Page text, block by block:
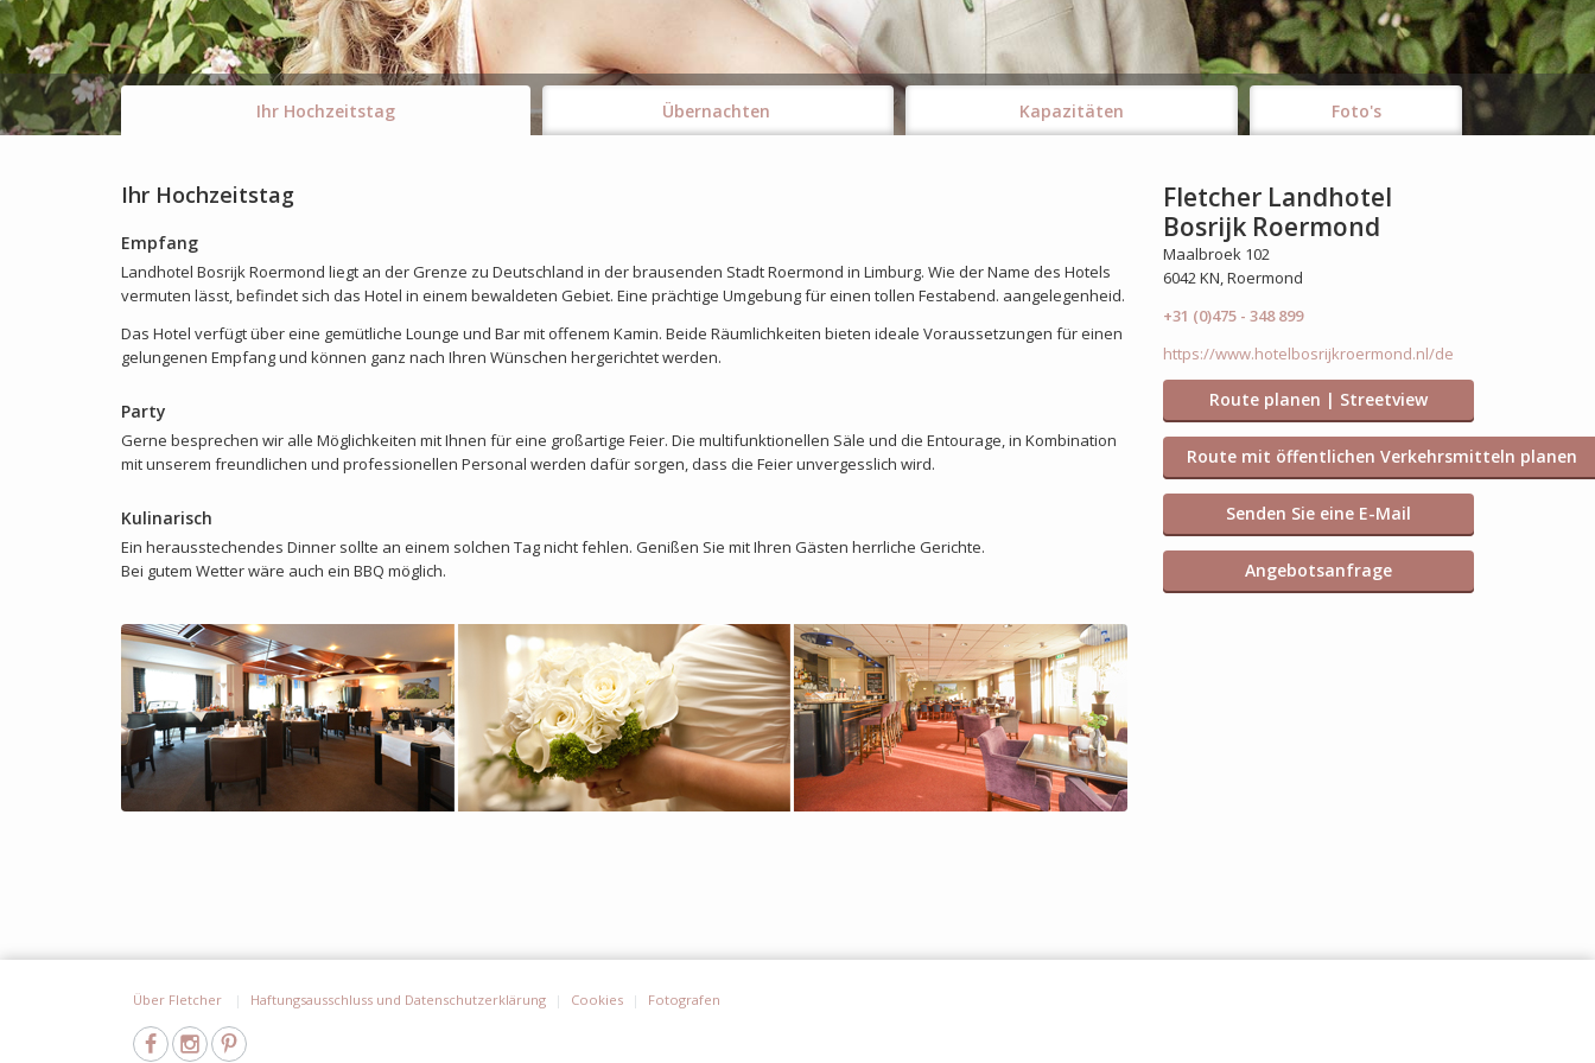
Ihr Hochzeitstag Übernachten Kapazitäten Foto's
Ihr Hochzeitstag
Empfang
Landhotel Bosrijk Roermond liegt an der Grenze zu Deutschland in der brausenden Stadt Roermond in Limburg. Wie der Name des Hotels
vermuten lässt, befindet sich das Hotel in einem bewaldeten Gebiet. Eine prächtige Umgebung für einen tollen Festabend. aangelegenheid.
Das Hotel verfügt über eine gemütliche Lounge und Bar mit offenem Kamin. Beide Räumlichkeiten bieten ideale Voraussetzungen für einen
gelungenen Empfang und können ganz nach Ihren Wünschen hergerichtet werden.
Party
Gerne besprechen wir alle Möglichkeiten mit Ihnen für eine großartige Feier. Die multifunktionellen Säle und die Entourage, in Kombination
mit unserem freundlichen und professionellen Personal werden dafür sorgen, dass die Feier unvergesslich wird.
Kulinarisch
Ein herausstechendes Dinner sollte an einem solchen Tag nicht fehlen. Genißen Sie mit Ihren Gästen herrliche Gerichte.
Bei gutem Wetter wäre auch ein BBQ möglich.
Fletcher Landhotel
Bosrijk Roermond
Maalbroek 102
6042 KN, Roermond
+31 (0)475 - 348 899
https://www.hotelbosrijkroermond.nl/de
Route planen | Streetview
Route mit öffentlichen Verkehrsmitteln planen
Senden Sie eine E-Mail
Angebotsanfrage
Über Fletcher Haftungsausschluss und Datenschutzerklärung Cookies Fotografen